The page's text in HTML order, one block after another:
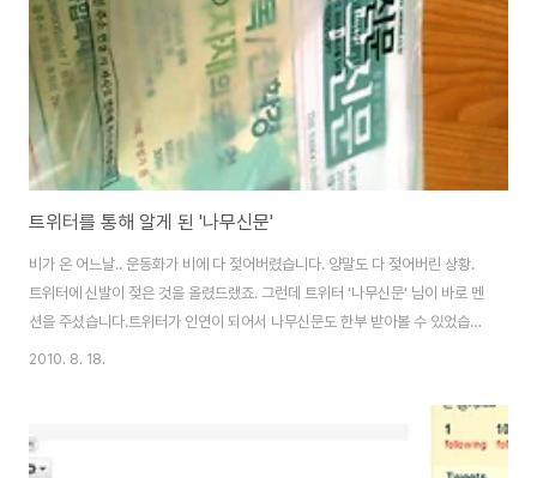
물론, 졸업생에게도 소통하도록 독려..
트위터를 통해 알게 된 '나무신문'
비가 온 어느날.. 운동화가 비에 다 젖어버렸습니다. 양말도 다 젖어버린 상황.
트위터에 신발이 젖은 것을 올렸드랬죠. 그런데 트위터 '나무신문' 님이 바로 멘
션을 주셨습니다.트위터가 인연이 되어서 나무신문도 한부 받아볼 수 있었습니
다. 전면에 우측 상단에 업계지 최초로 트위터를 한다는 배너가 눈에 띄네요. 흥
전문정보들을 제공하는 신문이라고 하셔서 호기심이 생긴 나머지 한부 부탁드
리게 되었습니다. 나무신문을 한번 쭉 돌아보았을 때 몇가지 눈에 띄는 기사를
소개해보겠습니다 나무 관련 행사를 알수 있었습니다. 지구촌 녹색축제에 관한
2010. 8. 18.